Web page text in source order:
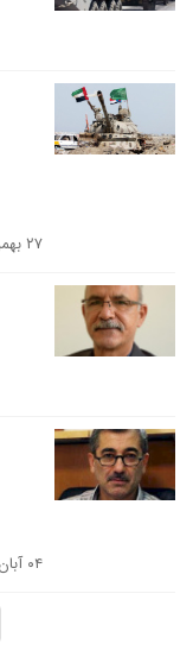
۲۷ بهمن ۱۴۰۰
۰۴ آبان ۱۴۰۰